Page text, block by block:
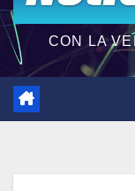
CON LA